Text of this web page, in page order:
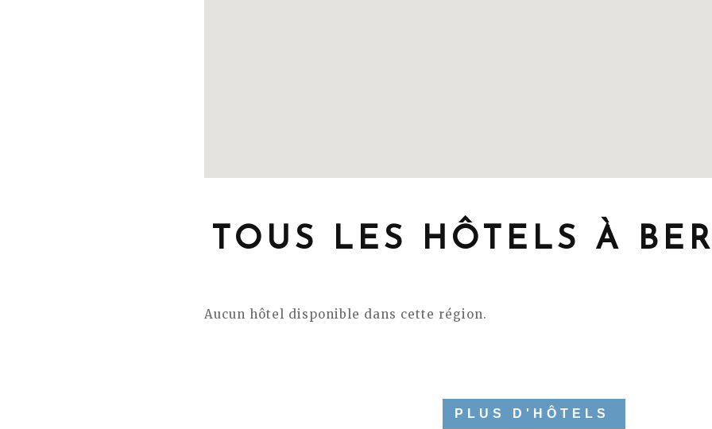
TOUS LES HÔTELS À
Aucun hôtel disponible dans cette région.
PLUS D'HÔTELS